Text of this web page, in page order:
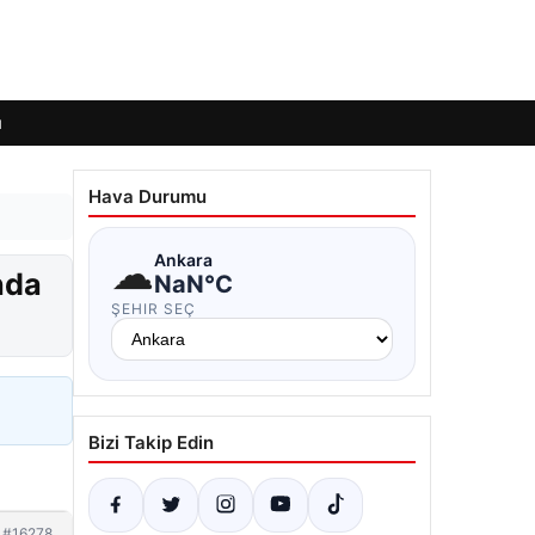
Hava Durumu
☁Ankara
NaN°C
ŞEHIR SEÇ
Bizi Takip Edin